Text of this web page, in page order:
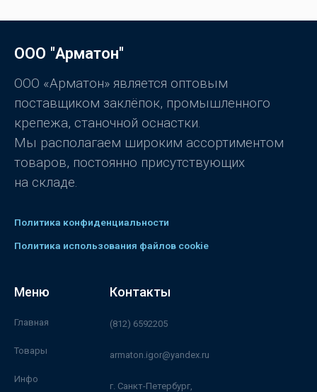
и
з
ООО "Арматон"
ООО «Арматон» является оптовым
поставщиком заклёпок, промышленного
крепежа, станочной оснастки.
Мы располагаем широким ассортиментом
товаров, постоянно присутствующих
на складе.
Политика конфиденциальности
Политика использования файлов cookie
Меню
Главная
Товары
Инфо
Контакты
(812) 6592205
armaton.igor@yandex.ru
г. Санкт-Петербург,